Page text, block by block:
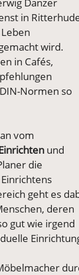
in
wird.
in Cafés,
Normen so
vom
und
die
geht es
deren
gut wie irgend